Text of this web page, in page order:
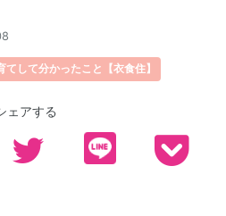
てして分かったこと【衣食住】
ェアする